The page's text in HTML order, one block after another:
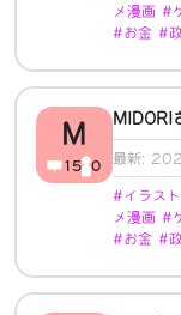
メ漫画 #
#お金 #
M
15 0
MIDORI
最新:
#イラス
メ漫画 #
#お金 #